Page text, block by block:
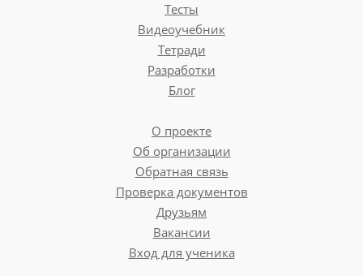
Тесты
Видеоучебник
Тетради
Разработки
Блог
О проекте
Об организации
Обратная связь
Проверка документов
Друзьям
Вакансии
Вход для ученика